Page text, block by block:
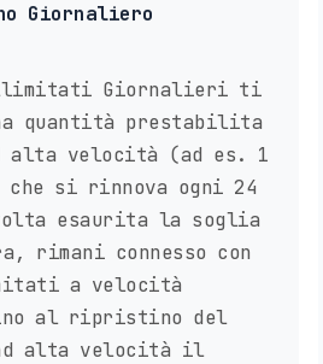
Giornaliero
Giornalieri ti
quantità prestabilita
alta velocità (ad es. 1
che si rinnova ogni 24
esaurita la soglia
rimani connesso con
a velocità
al ripristino del
alta velocità il